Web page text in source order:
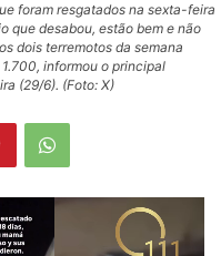
foram resgatados na sexta-feira
que desabou, estão bem e não
dois terremotos da semana
informou o principal
(29/6). (Foto: X)